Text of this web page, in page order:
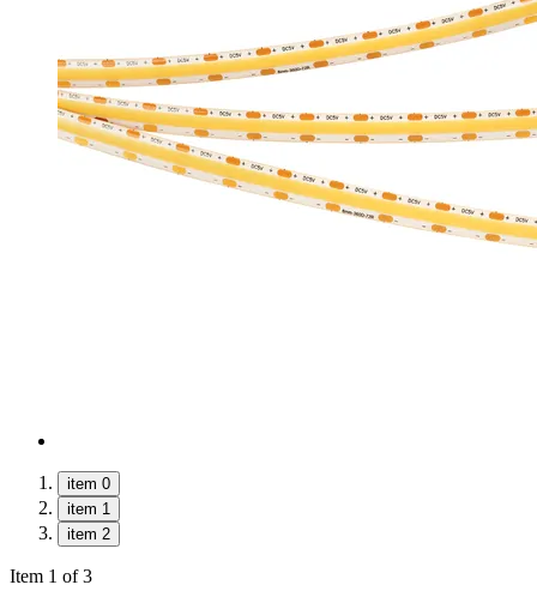
item 0
item 1
item 2
Item 1 of 3